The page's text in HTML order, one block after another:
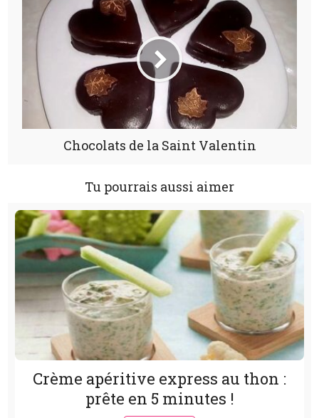
Chocolats de la Saint Valentin
Tu pourrais aussi aimer
Crème apéritive express au thon :
prête en 5 minutes !